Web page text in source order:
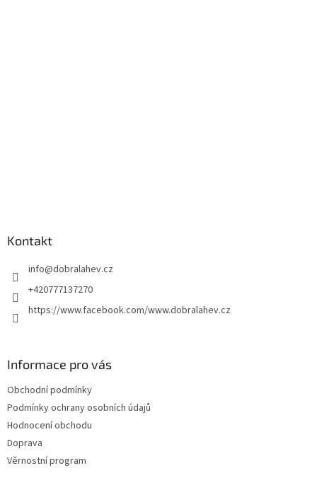
Kontakt
info@dobralahev.cz
+420777137270
https://www.facebook.com/www.dobralahev.cz
Informace pro vás
Obchodní podmínky
Podmínky ochrany osobních údajů
Hodnocení obchodu
Doprava
Věrnostní program